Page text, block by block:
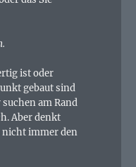
ist oder
gebaut sind
am Rand
Aber denkt
immer den